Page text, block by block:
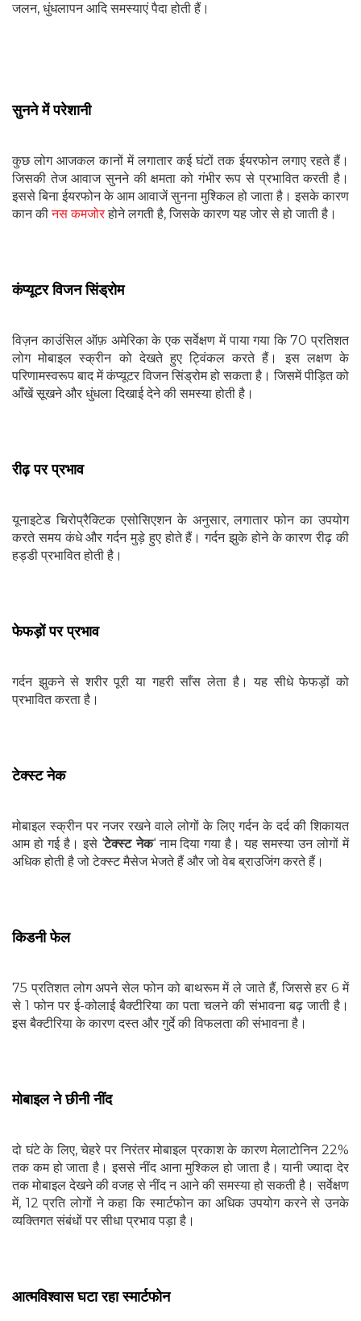
जलन, धुंधलापन आदि समस्याएं पैदा होती हैं।
सुनने में परेशानी
कुछ लोग आजकल कानों में लगातार कई घंटों तक ईयरफोन लगाए रहते हैं।
जिसकी तेज आवाज सुनने की क्षमता को गंभीर रूप से प्रभावित करती है।
इससे बिना ईयरफोन के आम आवाजें सुनना मुश्किल हो जाता है। इसके कारण
कान कीनस कमजोरहोने लगती है, जिसके कारण यह जोर से हो जाती है।
कंप्यूटर विजन सिंड्रोम
विज़न काउंसिल ऑफ़ अमेरिका के एक सर्वेक्षण में पाया गया कि 70 प्रतिशत
लोग मोबाइल स्क्रीन को देखते हुए ट्विंकल करते हैं। इस लक्षण के
परिणामस्वरूप बाद में कंप्यूटर विजन सिंड्रोम हो सकता है। जिसमें पीड़ित को
आँखें सूखने और धुंधला दिखाई देने की समस्या होती है।
रीढ़ पर प्रभाव
यूनाइटेड चिरोप्रैक्टिक एसोसिएशन के अनुसार, लगातार फोन का उपयोग
करते समय कंधे और गर्दन मुड़े हुए होते हैं। गर्दन झुके होने के कारण रीढ़ की
हड्डी प्रभावित होती है।
फेफड़ों पर प्रभाव
गर्दन झुकने से शरीर पूरी या गहरी साँस लेता है। यह सीधे फेफड़ों को
प्रभावित करता है।
टेक्स्ट नेक
मोबाइल स्क्रीन पर नजर रखने वाले लोगों के लिए गर्दन के दर्द की शिकायत
आम हो गई है। इसे ‘टेक्स्ट नेक‘ नाम दिया गया है। यह समस्या उन लोगों में
अधिक होती है जो टेक्स्ट मैसेज भेजते हैं और जो वेब ब्राउजिंग करते हैं।
किडनी फेल
75 प्रतिशत लोग अपने सेल फोन को बाथरूम में ले जाते हैं, जिससे हर 6 में
से 1 फोन पर ई-कोलाई बैक्टीरिया का पता चलने की संभावना बढ़ जाती है।
इस बैक्टीरिया के कारण दस्त और गुर्दे की विफलता की संभावना है।
मोबाइल ने छीनी नींद
दो घंटे के लिए, चेहरे पर निरंतर मोबाइल प्रकाश के कारण मेलाटोनिन 22%
तक कम हो जाता है। इससे नींद आना मुश्किल हो जाता है। यानी ज्यादा देर
तक मोबाइल देखने की वजह से नींद न आने की समस्या हो सकती है। सर्वेक्षण
में, 12 प्रति लोगों ने कहा कि स्मार्टफोन का अधिक उपयोग करने से उनके
व्यक्तिगत संबंधों पर सीधा प्रभाव पड़ा है।
आत्मविश्वास घटा रहा स्मार्टफोन